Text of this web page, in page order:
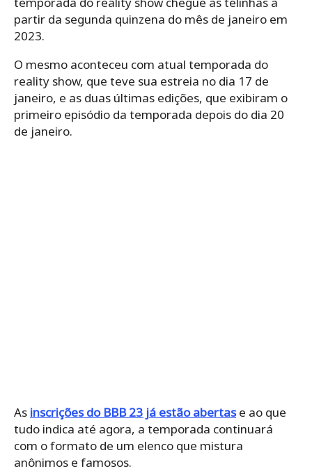
partir da segunda quinzena do mês de janeiro em
2023.
O mesmo aconteceu com atual temporada do
reality show, que teve sua estreia no dia 17 de
janeiro, e as duas últimas edições, que exibiram o
primeiro episódio da temporada depois do dia 20
de janeiro.
As inscrições do BBB 23 já estão abertase ao que
tudo indica até agora, a temporada continuará
com o formato de um elenco que mistura
anônimos e famosos.